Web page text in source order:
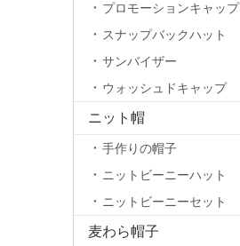
プロモーションキャップ
スナップバックハット
サンバイザー
ウォッシュドキャップ
ニット帽
手作りの帽子
ニットビーニーハット
ニットビーニーセット
麦わら帽子